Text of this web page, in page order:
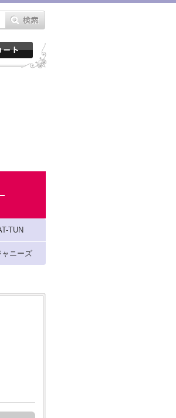
TUN
ニーズ